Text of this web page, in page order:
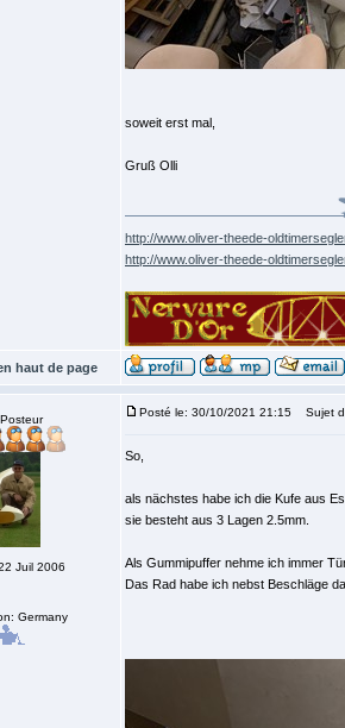
soweit erst mal,
Gruß Olli
http://www.oliver-theede-
http://www.oliver-theede-
haut de page
Juil 2006
Germany
Posté le: 30/10/2021 21:15 Sujet
So,
als nächstes habe ich die Kufe aus
sie besteht aus 3 Lagen 2.5mm.
Als Gummipuffer nehme ich immer
Das Rad habe ich nebst Beschläge